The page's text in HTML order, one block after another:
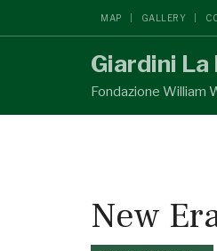
MAP GALLERY
Giardini
Fondazione William
New